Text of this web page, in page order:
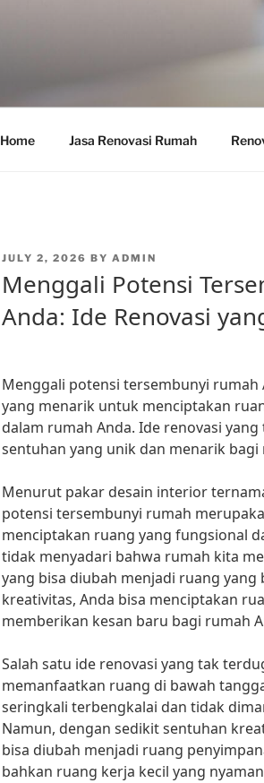
Home Jasa Renovasi Rumah
POSTED
JULY 2, 2026 BY ADMIN
Menggali Potensi
Anda: Ide Renovasi
Menggali potensi tersembunyi rumah
yang menarik untuk menciptakan
dalam rumah Anda. Ide renovasi
sentuhan yang unik dan menarik bagi
Menurut pakar desain interior
potensi tersembunyi rumah
menciptakan ruang yang fungsional
tidak menyadari bahwa rumah kita
yang bisa diubah menjadi ruang
kreativitas, Anda bisa menciptakan
memberikan kesan baru bagi rumah
Salah satu ide renovasi yang tak
memanfaatkan ruang di bawah
seringkali terbengkalai dan tidak
Namun, dengan sedikit sentuhan
bisa diubah menjadi ruang
bahkan ruang kerja kecil yang